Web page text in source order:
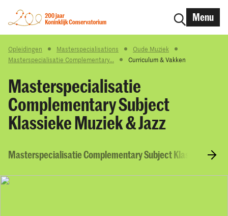
Menu
Opleidingen Masterspecialisations
Oude Muziek
Masterspecialisatie Complementary...
Curriculum & Vakken
Masterspecialisatie
Complementary Subject
Klassieke Muziek & Jazz
Masterspecialisatie Complementary Subject Klassieke